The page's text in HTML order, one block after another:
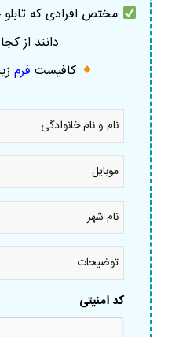
مختص افرادی که
دانند از
کافیست فرم
نام
نام
خانوادگی
موبایل
نام
شهر *
توضیحات
کد امنیتی